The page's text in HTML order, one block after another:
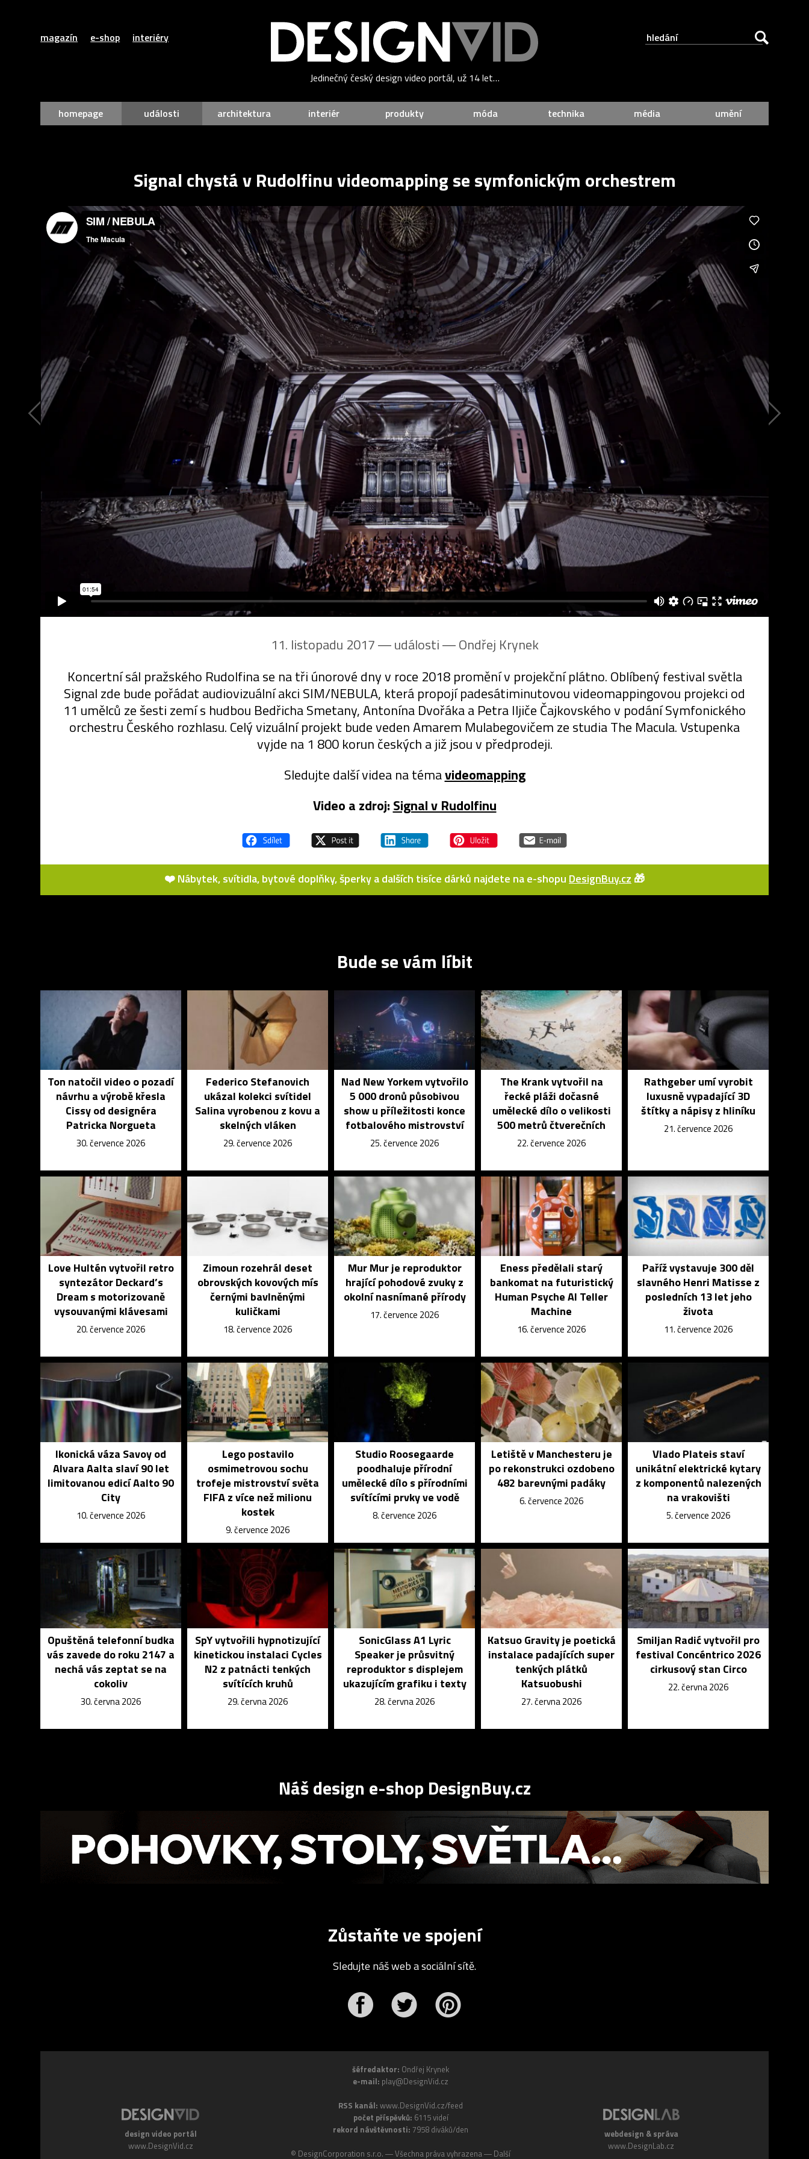
magazín e-shop interiéry
Jedinečný český design video portál, už 14 let…
homepage události architektura interiér produkty móda technika média umění
Signal chystá v Rudolfinu videomapping se symfonickým orchestrem
11. listopadu 2017 ― události ―Ondřej Krynek
Koncertní sál pražského Rudolfina se na tři únorové dny v roce 2018 promění v projekční plátno. Oblíbený festival světla
Signal zde bude pořádat audiovizuální akci SIM/NEBULA, která propojí padesátiminutovou videomappingovou projekci od
11 umělců ze šesti zemí s hudbou Bedřicha Smetany, Antonína Dvořáka a Petra Iljiče Čajkovského v podání Symfonického
orchestru Českého rozhlasu. Celý vizuální projekt bude veden Amarem Mulabegovičem ze studia The Macula. Vstupenka
vyjde na 1 800 korun českých a již jsou v předprodeji.
Sledujte další videa na témavideomapping
Video a zdroj: Signal v Rudolfinu
❤️ Nábytek, svítidla, bytové doplňky, šperky a dalších tisíce dárků najdete na e-shopu DesignBuy.cz 🎁
Bude se vám líbit
Ton natočil video o pozadí
návrhu a výrobě křesla
Cissy od designéra
Patricka Norgueta
30. července 2026
Federico Stefanovich
ukázal kolekci svítidel
Salina vyrobenou z kovu a
skelných vláken
29. července 2026
Nad New Yorkem vytvořilo
5 000 dronů působivou
show u příležitosti konce
fotbalového mistrovství
25. července 2026
The Krank vytvořil na
řecké pláži dočasné
umělecké dílo o velikosti
500 metrů čtverečních
22. července 2026
Rathgeber umí vyrobit
luxusně vypadající 3D
štítky a nápisy z hliníku
21. července 2026
Love Hultén vytvořil retro
syntezátor Deckard’s
Dream s motorizovaně
vysouvanými klávesami
20. července 2026
Zimoun rozehrál deset
obrovských kovových mís
černými bavlněnými
kuličkami
18. července 2026
Mur Mur je reproduktor
hrající pohodové zvuky z
okolní nasnímané přírody
17. července 2026
Eness předělali starý
bankomat na futuristický
Human Psyche AI Teller
Machine
16. července 2026
Paříž vystavuje 300 děl
slavného Henri Matisse z
posledních 13 let jeho
života
11. července 2026
Ikonická váza Savoy od
Alvara Aalta slaví 90 let
limitovanou edicí Aalto 90
City
10. července 2026
Lego postavilo
osmimetrovou sochu
trofeje mistrovství světa
FIFA z více než milionu
kostek
9. července 2026
Studio Roosegaarde
poodhaluje přírodní
umělecké dílo s přírodními
svítícími prvky ve vodě
8. července 2026
Letiště v Manchesteru je
po rekonstrukci ozdobeno
482 barevnými padáky
6. července 2026
Vlado Plateis staví
unikátní elektrické kytary
z komponentů nalezených
na vrakovišti
5. července 2026
Opuštěná telefonní budka
vás zavede do roku 2147 a
nechá vás zeptat se na
cokoliv
30. června 2026
SpY vytvořili hypnotizující
kinetickou instalaci Cycles
N2 z patnácti tenkých
svítících kruhů
29. června 2026
SonicGlass A1 Lyric
Speaker je průsvitný
reproduktor s displejem
ukazujícím grafiku i texty
28. června 2026
Katsuo Gravity je poetická
instalace padajících super
tenkých plátků
Katsuobushi
27. června 2026
Smiljan Radić vytvořil pro
festival Concéntrico 2026
cirkusový stan Circo
22. června 2026
Náš design e-shop DesignBuy.cz
Zůstaňte ve spojení
Sledujte náš web a sociální sítě.
design video portál
www.DesignVid.cz
šéfredaktor: Ondřej Krynek
e-mail: play@DesignVid.cz
RSS kanál: www.DesignVid.cz/feed
počet příspěvků: 6115 videí
rekord návštěvnosti: 7958 diváků/den
© DesignCorporation s.r.o. ― Všechna práva vyhrazena ― Další
webdesign & správa
www.DesignLab.cz